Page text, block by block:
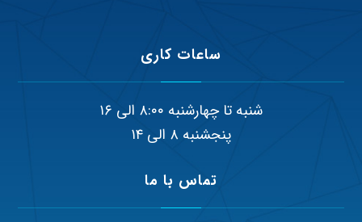
ساعات کاری
شنبه تا چهارشنبه ۸:۰۰ الی ۱۶
پنجشنبه ۸ الی ۱۴
تماس با ما